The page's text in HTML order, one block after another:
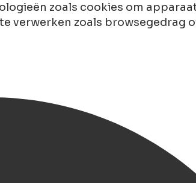
zoals cookies om
verwerken zoals browsegedrag